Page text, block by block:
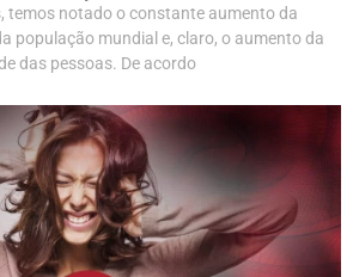
temos notado o constante aumento da
população mundial e, claro, o aumento da
das pessoas. De acordo